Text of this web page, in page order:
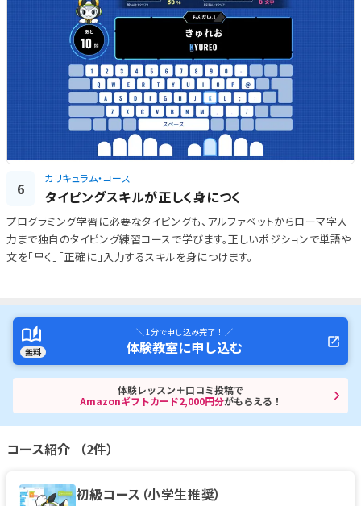
6
カリキュラム・コース
タイピングスキルが正しく身につく
プログラミング学習に必要なタイピングも、アルファベットからローマ字入
力まで独自のタイピング練習コースで学びます。正しいポジションで単語や
文を「早く」「正確に」入力するスキルを身につけます。
無料
＼ 1分で申し込み完了！ ／
体験教室に申し込む
体験レッスン＋口コミ投稿で
Amazonギフトカード2,000円分がもらえる！
コース紹介 （2件）
初級コース（小学生推奨）